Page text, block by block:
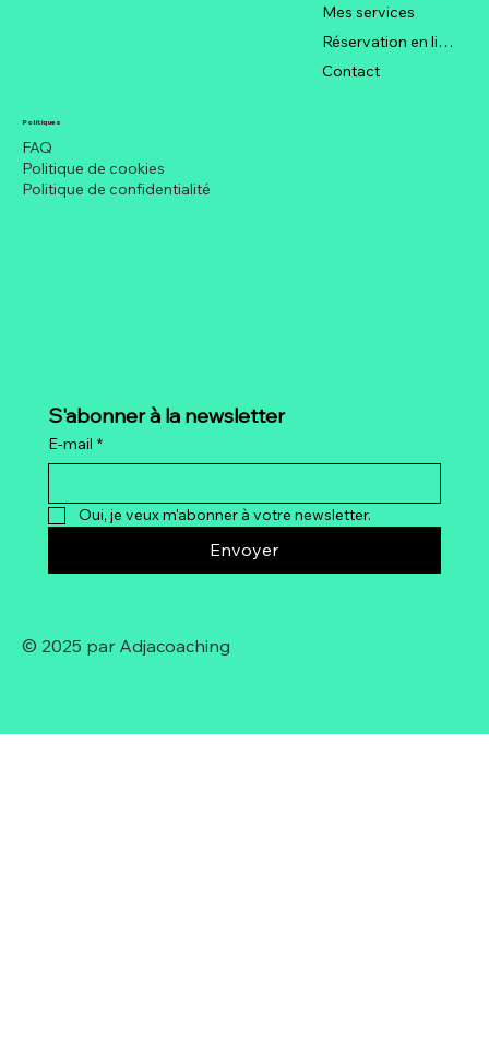
Quand le mauvais service client
devient une épidémie qui ronge votre
Mes services
Réservation en ligne
Contact
Politiques
FAQ
Politique de cookies
Politique de confidentialité
S'abonner à la newsletter
E-mail *
Oui, je veux m'abonner à votre newsletter.
Envoyer
© 2025 par Adjacoaching